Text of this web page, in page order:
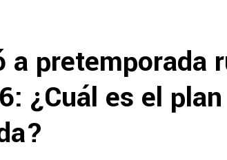
a pretemporada
¿Cuál es el